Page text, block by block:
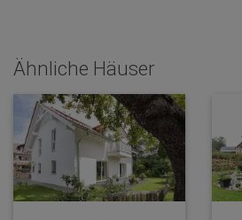
Ähnliche Häuser